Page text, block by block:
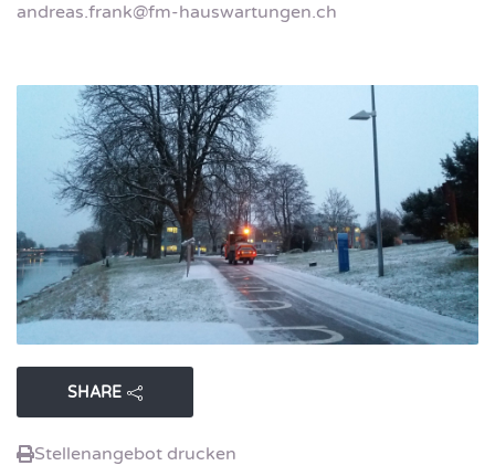
andreas.frank@fm-hauswartungen.ch
SHARE
Stellenangebot drucken